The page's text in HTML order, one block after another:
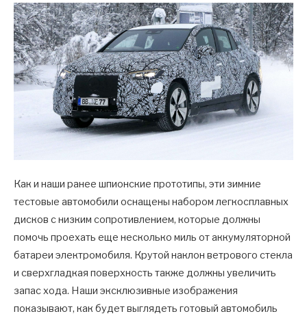
Как и наши ранее шпионские прототипы, эти зимние
тестовые автомобили оснащены набором легкосплавных
дисков с низким сопротивлением, которые должны
помочь проехать еще несколько миль от аккумуляторной
батареи электромобиля. Крутой наклон ветрового стекла
и сверхгладкая поверхность также должны увеличить
запас хода. Наши эксклюзивные изображения
показывают, как будет выглядеть готовый автомобиль